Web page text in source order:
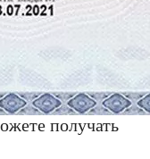
получать